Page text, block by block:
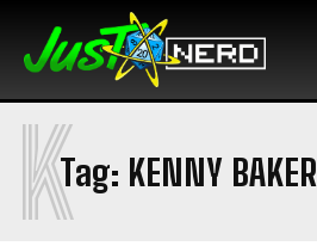
Tag: KENNY BAKER
K